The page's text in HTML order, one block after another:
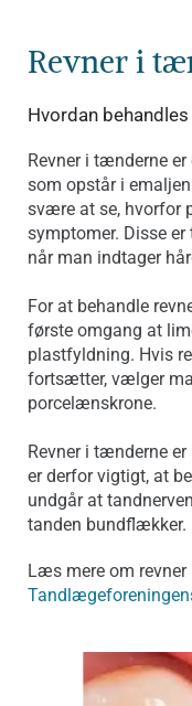
Revner i
Hvordan
Revner i tænderne
som opstår i
svære at se, hvorfor
symptomer. Disse
når man indtager
For at behandle
første omgang at
plastfyldning. Hvis
fortsætter, vælger
porcelænskrone.
Revner i tænderne
er derfor vigtigt, at
undgår at
tanden bundflækker.
Læs mere om